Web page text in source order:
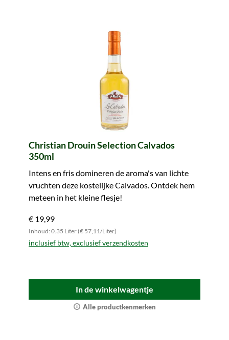
Christian Drouin Selection Calvados
350ml
Intens en fris domineren de aroma's van lichte
vruchten deze kostelijke Calvados. Ontdek hem
meteen in het kleine flesje!
€ 19,99
Inhoud: 0.35 Liter (€ 57,11/Liter)
inclusief btw, exclusief verzendkosten
In de winkelwagentje
Alle productkenmerken